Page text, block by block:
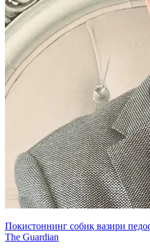
Покистоннинг собиқ вазири
The Guardian